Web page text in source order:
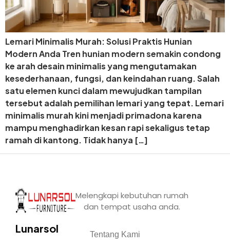
Lemari Minimalis Murah: Solusi Praktis Hunian
Modern Anda Tren hunian modern semakin condong
ke arah desain minimalis yang mengutamakan
kesederhanaan, fungsi, dan keindahan ruang. Salah
satu elemen kunci dalam mewujudkan tampilan
tersebut adalah pemilihan lemari yang tepat. Lemari
minimalis murah kini menjadi primadona karena
mampu menghadirkan kesan rapi sekaligus tetap
ramah di kantong. Tidak hanya […]
Melengkapi kebutuhan rumah
dan tempat usaha anda.
Lunarsol
Tentang Kami